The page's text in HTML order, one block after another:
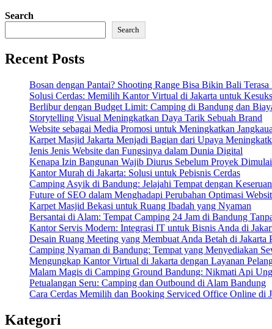
Search
Search
Recent Posts
Bosan dengan Pantai? Shooting Range Bisa Bikin Bali
Solusi Cerdas: Memilih Kantor Virtual di Jakarta untuk
Berlibur dengan Budget Limit: Camping di Bandung dan
Storytelling Visual Meningkatkan Daya Tarik Sebuah Brand
Website sebagai Media Promosi untuk Meningkatkan
Karpet Masjid Jakarta Menjadi Bagian dari Upaya
Jenis Jenis Website dan Fungsinya dalam Dunia Digital
Kenapa Izin Bangunan Wajib Diurus Sebelum Proyek Dimulai
Kantor Murah di Jakarta: Solusi untuk Pebisnis Cerdas
Camping Asyik di Bandung: Jelajahi Tempat dengan
Future of SEO dalam Menghadapi Perubahan Optimasi
Karpet Masjid Bekasi untuk Ruang Ibadah yang Nyaman
Bersantai di Alam: Tempat Camping 24 Jam di Bandung
Kantor Servis Modern: Integrasi IT untuk Bisnis Anda di
Desain Ruang Meeting yang Membuat Anda Betah di Jakarta
Camping Nyaman di Bandung: Tempat yang Menyediakan
Mengungkap Kantor Virtual di Jakarta dengan Layanan
Malam Magis di Camping Ground Bandung: Nikmati Api
Petualangan Seru: Camping dan Outbound di Alam Bandung
Cara Cerdas Memilih dan Booking Serviced Office Online di
Kategori